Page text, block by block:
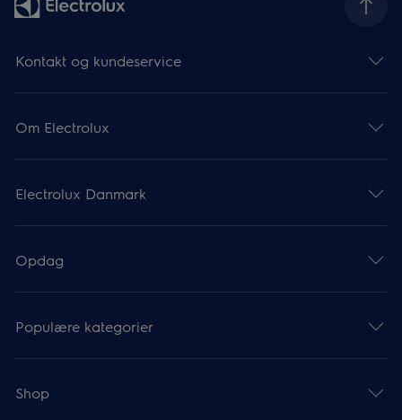
Kontakt og kundeservice
Om Electrolux
Electrolux Danmark
Opdag
Populære kategorier
Shop